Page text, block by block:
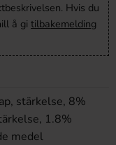
Hvis du
å gi tilbakemelding
stärkelse, 8%
1.8%
medel